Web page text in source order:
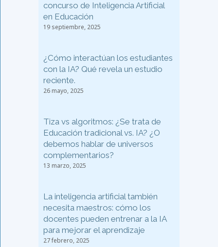
concurso de Inteligencia Artificial
en Educación
19 septiembre, 2025
¿Cómo interactúan los estudiantes
con la IA? Qué revela un estudio
reciente.
26 mayo, 2025
Tiza vs algoritmos: ¿Se trata de
Educación tradicional vs. IA? ¿O
debemos hablar de universos
complementarios?
13 marzo, 2025
La inteligencia artificial también
necesita maestros: cómo los
docentes pueden entrenar a la IA
para mejorar el aprendizaje
27 febrero, 2025